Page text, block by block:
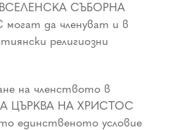
ВСЕЛЕНСКА СЪБОРНА
да членуват и в
религиозни
на членството в
ЦЪРКВА НА ХРИСТОС
единственото условие